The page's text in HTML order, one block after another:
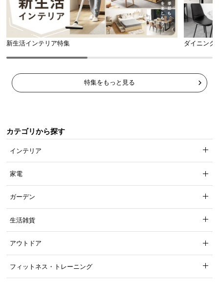
新生活インテリア特集 ダイニング
特集をもっと見る
カテゴリから探す
インテリア
家電
ガーデン
生活雑貨
アウトドア
フィットネス・トレーニング